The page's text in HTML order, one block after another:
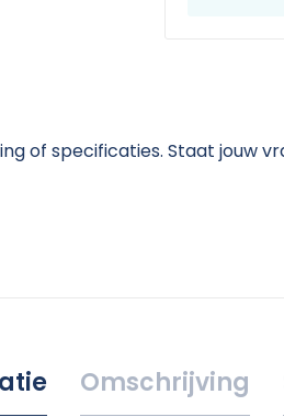
of specificaties. Staat jouw
Omschrijving